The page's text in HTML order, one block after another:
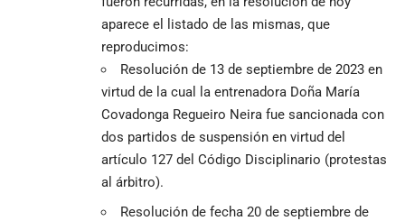
aparece el listado de las mismas, que
reproducimos:
Resolución de 13 de septiembre de 2023 en
virtud de la cual la entrenadora Doña María
Covadonga Regueiro Neira fue sancionada con
dos partidos de suspensión en virtud del
artículo 127 del Código Disciplinario (protestas
al árbitro).
Resolución de fecha 20 de septiembre de